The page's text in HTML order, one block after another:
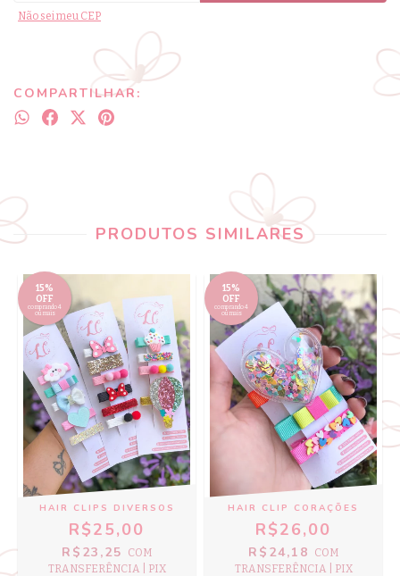
Não sei meu CEP
COMPARTILHAR:
PRODUTOS SIMILARES
15%
OFF
comprando 4
ou mais
HAIR CLIPS DIVERSOS
R$25,00
R$23,25
COM
TRANSFERÊNCIA | PIX
15%
OFF
comprando 4
ou mais
HAIR CLIP CORAÇÕES
R$26,00
R$24,18
COM
TRANSFERÊNCIA | PIX